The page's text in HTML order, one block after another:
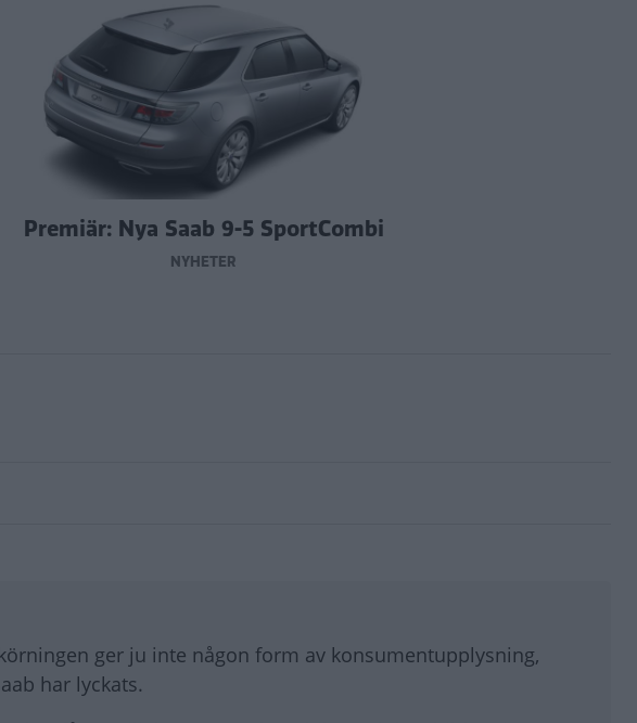
Premiär: Nya Saab 9-5 SportCombi
NYHETER
ger ju inte någon form av konsumentupplysning,
har lyckats.